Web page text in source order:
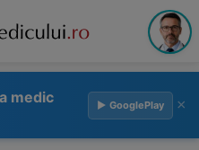
medic ▶ GooglePlay ×